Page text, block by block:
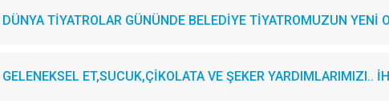
DÜNYA TİYATROLAR GÜNÜNDE BELEDİYE TİYATROMUZUN YENİ
GELENEKSEL ET,SUCUK,ÇİKOLATA VE ŞEKER YARDIMLARIMIZI..